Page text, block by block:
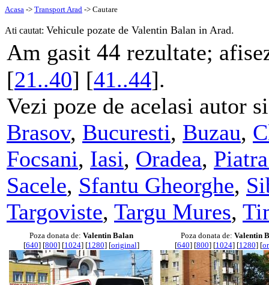
Acasa -> Transport Arad -> Cautare
Ati cautat: Vehicule pozate de Valentin Balan in Arad.
Am gasit 44 rezultate;
[21..40] [41..44].
Vezi poze de acelasi autor
Brasov, Bucuresti, Buzau,
Focsani, Iasi, Oradea,
Sacele, Sfantu Gheorghe,
Targoviste, Targu Mures,
Poza donata de: Valentin Balan
[640] [800] [1024] [1280] [original]
Poza donata de: Valentin
[640] [800] [1024] [1280] [